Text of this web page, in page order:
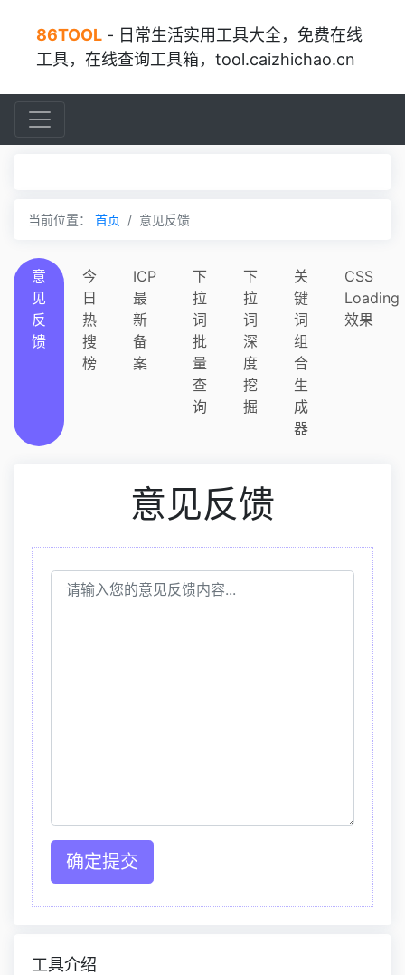
86TOOL - 日常生活实用工具大全，免费在线
工具，在线查询工具箱，tool.caizhichao.cn
当前位置： 首页 意见反馈
意
见
反
馈
今
日
热
搜
榜
ICP
最
新
备
案
下
拉
词
批
量
查
询
下
拉
词
深
度
挖
掘
关
键
词
组
合
生
成
器
CSS
Loading
效果
意见反馈
工具介绍